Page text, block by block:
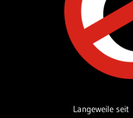
Langeweile seit